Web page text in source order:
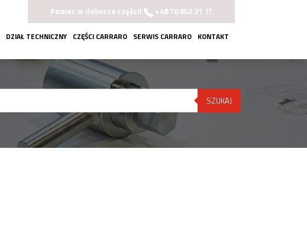
Pomoc w doborze części! +48 76 852 21 17
DZIAŁ TECHNICZNY CZĘŚCI CARRARO SERWIS CARRARO KONTAKT
SZUKAJ